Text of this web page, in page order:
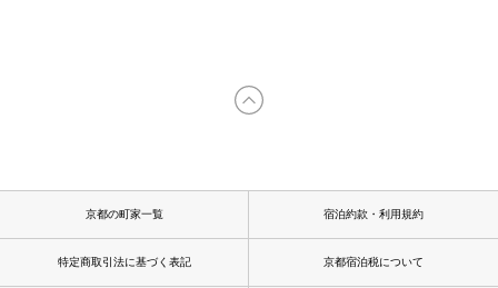
京都の町家一覧 宿泊約款・利用規約
特定商取引法に基づく表記 京都宿泊税について